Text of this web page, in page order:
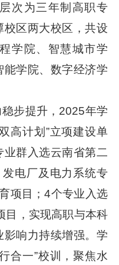
次为三年制高职专
区两大校区，共设
学院、智慧城市学
能学院、数字经济学
步提升，2025年学
高计划”立项建设单
群入选云南省第二
发电厂及电力系统专
项目；4个专业入选
目，实现高职与本科
响力持续增强。学
合一”校训，聚焦水